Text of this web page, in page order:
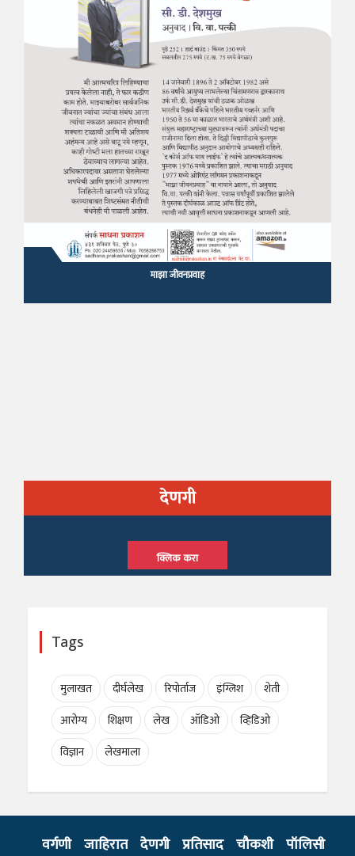
माझा जीवनप्रवाह
देणगी
क्लिक करा
Tags
मुलाखत दीर्घलेख रिपोर्ताज इंग्लिश
शेती
आरोग्य
शिक्षण लेख ऑडिओ
व्हिडिओ
विज्ञान
लेखमाला
वर्गणी जाहिरात देणगी प्रतिसाद चौकशी पॉलिसी